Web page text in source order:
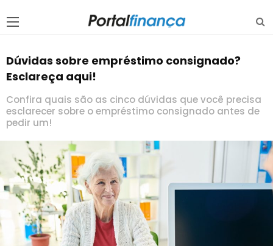
Dúvidas sobre empréstimo consignado?
Esclareça aqui!
Confira quais são as cinco dúvidas que você precisa
esclarecer sobre o empréstimo consignado antes de
pedir um!